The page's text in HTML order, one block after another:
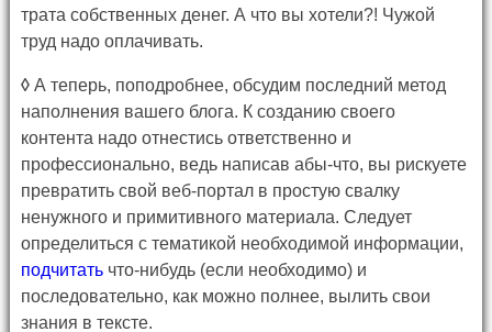
трата собственных денег. А что вы хотели?! Чужой
труд надо оплачивать.
◊А теперь, поподробнее, обсудим последний метод
наполнения вашего блога. К созданию своего
контента надо отнестись ответственно и
профессионально, ведь написав абы-что, вы рискуете
превратить свой веб-портал в простую свалку
ненужного и примитивного материала. Следует
определиться с тематикой необходимой информации,
подчитатьчто-нибудь (если необходимо) и
последовательно, как можно полнее, вылить свои
знания в тексте.